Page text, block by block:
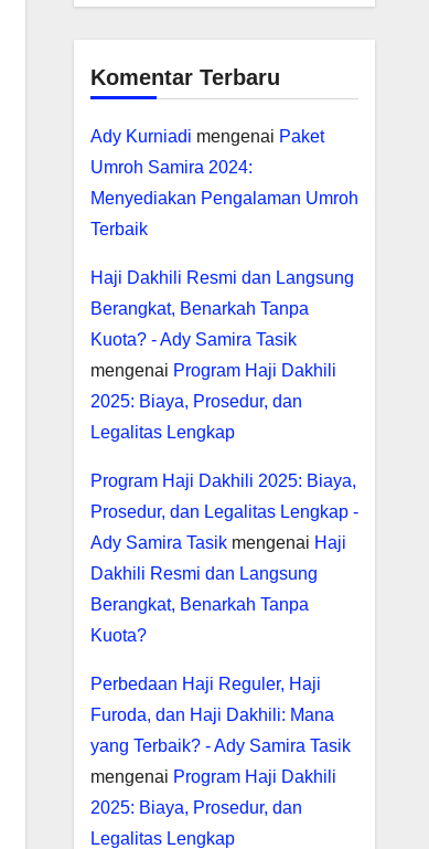
Komentar Terbaru
Ady Kurniadi mengenai Paket
Umroh Samira 2024:
Menyediakan Pengalaman Umroh
Terbaik
Haji Dakhili Resmi dan Langsung
Berangkat, Benarkah Tanpa
Kuota? - Ady Samira Tasik
mengenai Program Haji Dakhili
2025: Biaya, Prosedur, dan
Legalitas Lengkap
Program Haji Dakhili 2025: Biaya,
Prosedur, dan Legalitas Lengkap -
Ady Samira Tasikmengenai Haji
Dakhili Resmi dan Langsung
Berangkat, Benarkah Tanpa
Kuota?
Perbedaan Haji Reguler, Haji
Furoda, dan Haji Dakhili: Mana
yang Terbaik? - Ady Samira Tasik
mengenai Program Haji Dakhili
2025: Biaya, Prosedur, dan
Legalitas Lengkap